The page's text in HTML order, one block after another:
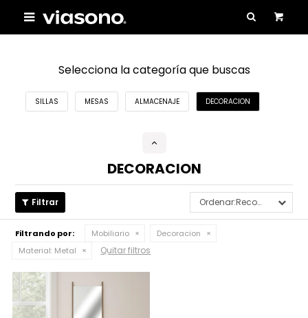

Selecciona la categoría que buscas
SILLAS MESAS ALMACENAJE DECORACION
DECORACION
Recomendados
Filtrando por: Mobiliario
Decoracion
Material: Metal Quitar filtros